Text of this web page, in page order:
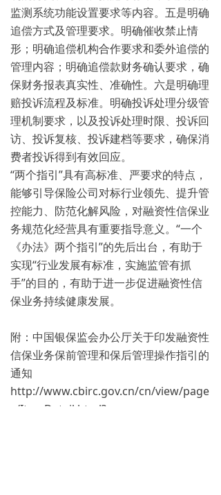
监测系统功能设置要求等内容。五是明确
追偿方式及管理要求。明确催收禁止情
形；明确追偿机构合作要求和委外追偿的
管理内容；明确追偿款财务确认要求，确
保财务报表真实性、准确性。六是明确理
赔投诉流程及标准。明确投诉处理分级管
理机制要求，以及投诉处理时限、投诉回
访、投诉复核、投诉建档等要求，确保消
费者投诉得到有效回应。
“两个指引”具有高标准、严要求的特点，
能够引导保险公司对标行业领先、提升管
控能力、防范化解风险，对融资性信保业
务规范化经营具有重要指导意义。“一个
《办法》两个指引”的先后出台，有助于
实现“行业发展有标准，实施监管有抓
手”的目的，有助于进一步促进融资性信
保业务持续健康发展。
附：中国银保监会办公厅关于印发融资性
信保业务保前管理和保后管理操作指引的
通知
http://www.cbirc.gov.cn/cn/view/page
s/ItemDetail.html?